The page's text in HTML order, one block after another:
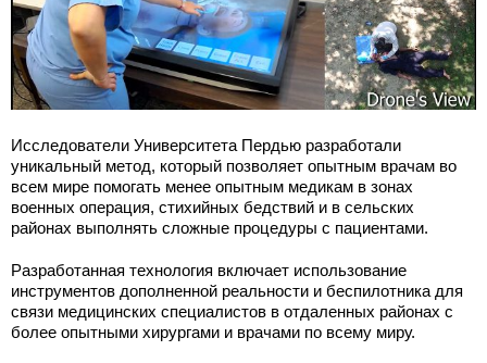
Исследователи Университета Пердью разработали
уникальный метод, который позволяет опытным врачам во
всем мире помогать менее опытным медикам в зонах
военных операция, стихийных бедствий и в сельских
районах выполнять сложные процедуры с пациентами.
Разработанная технология включает использование
инструментов дополненной реальности и беспилотника для
связи медицинских специалистов в отдаленных районах с
более опытными хирургами и врачами по всему миру.